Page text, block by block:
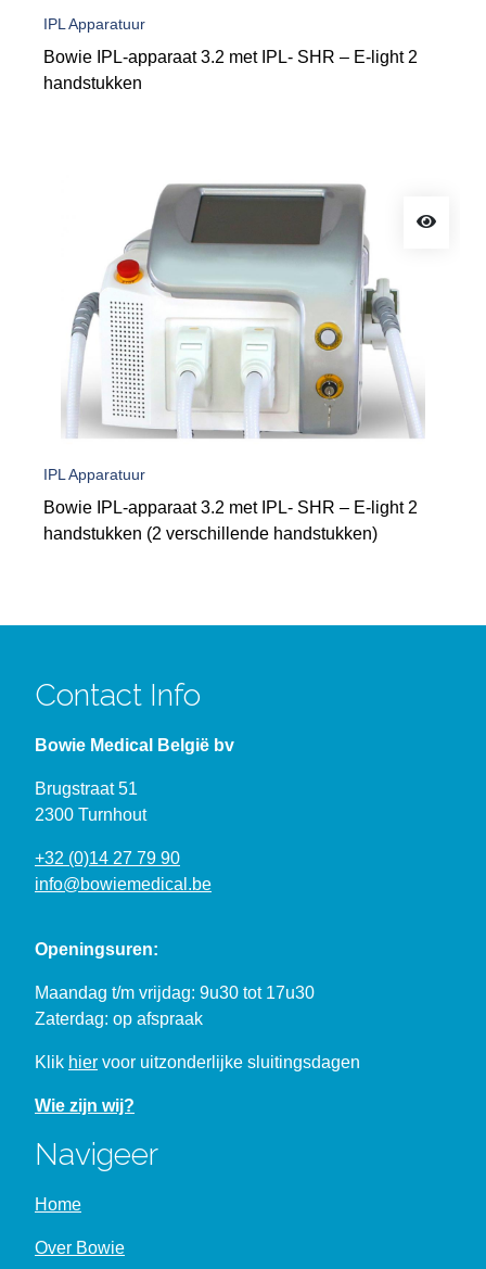
IPL Apparatuur
Bowie IPL-apparaat 3.2 met IPL- SHR – E-light 2
handstukken
IPL Apparatuur
Bowie IPL-apparaat 3.2 met IPL- SHR – E-light 2
handstukken (2 verschillende handstukken)
Contact Info
Bowie Medical België bv
Brugstraat 51
2300 Turnhout
+32 (0)14 27 79 90
info@bowiemedical.be
Openingsuren:
Maandag t/m vrijdag: 9u30 tot 17u30
Zaterdag: op afspraak
Klik hier voor uitzonderlijke sluitingsdagen
Wie zijn wij?
Navigeer
Home
Over Bowie